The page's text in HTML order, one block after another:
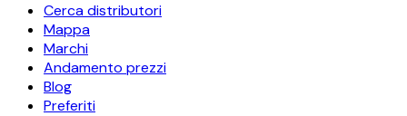
Cerca distributori
Mappa
Marchi
Andamento prezzi
Blog
Preferiti